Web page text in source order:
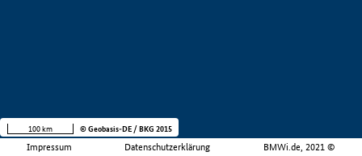
Impressum Datenschutzerklärung BMWi.de, 2021 ©
100 km © Geobasis-DE / BKG 2015